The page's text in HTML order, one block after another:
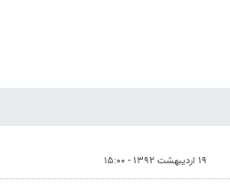
۱۹ اردیبهشت ۱۳۹۲ - ۱۵:۰۰